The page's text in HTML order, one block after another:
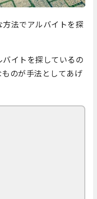
法でアルバイトを探
イトを探しているの
のが手法としてあげ